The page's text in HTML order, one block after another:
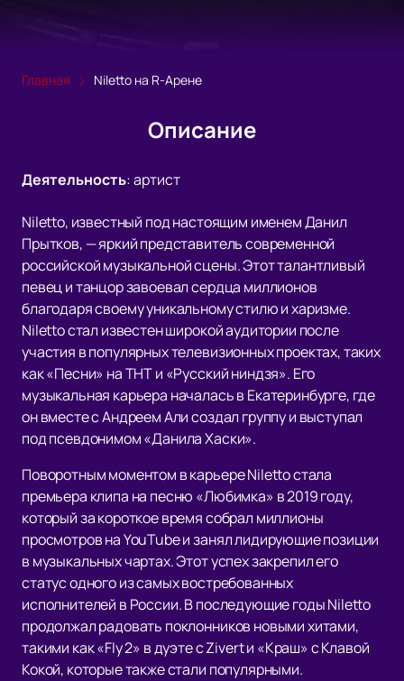
Главная Niletto на R-Арене
Описание
Деятельность:артист
Niletto, известный под настоящим именем Данил
Прытков, — яркий представитель современной
российской музыкальной сцены. Этот талантливый
певец и танцор завоевал сердца миллионов
благодаря своему уникальному стилю и харизме.
Niletto стал известен широкой аудитории после
участия в популярных телевизионных проектах, таких
как «Песни» на ТНТ и «Русский ниндзя». Его
музыкальная карьера началась в Екатеринбурге, где
он вместе с Андреем Али создал группу и выступал
под псевдонимом «Данила Хаски».
Поворотным моментом в карьере Niletto стала
премьера клипа на песню «Любимка» в 2019 году,
который за короткое время собрал миллионы
просмотров на YouTube и занял лидирующие позиции
в музыкальных чартах. Этот успех закрепил его
статус одного из самых востребованных
исполнителей в России. В последующие годы Niletto
продолжал радовать поклонников новыми хитами,
такими как «Fly 2» в дуэте с Zivert и «Краш» с Клавой
Кокой, которые также стали популярными.